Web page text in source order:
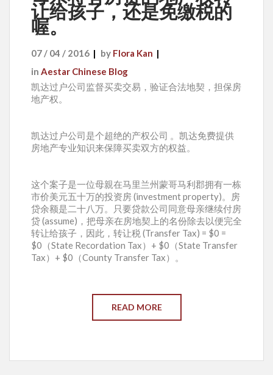
让给孩子，还是免缴税的
喔。
07 / 04 / 2016 by Flora Kan
in Aestar Chinese Blog
凯达过户公司监督买卖交易，验证合法地契，担保房
地产权。
凯达过户公司是个超绝的产权公司 。凯达免费提供
房地产专业知识来保障买卖双方的权益。
这个案子是一位母親在马里兰州蒙哥马利郡拥有一栋
市价美元五十万的投资房 (investment property)。房
贷余额是二十八万。只要贷款公司同意母亲继续付房
贷 (assume)，把母亲在房地契上的名份除去以便完全
转让给孩子，因此，转让税 (Transfer Tax) = $0 =
$0（State Recordation Tax）+ $0（State Transfer
Tax）+ $0（County Transfer Tax）。
READ MORE